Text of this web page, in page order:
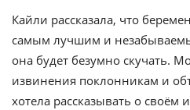
Кайли рассказала, что
самым лучшим и
она будет безумно скучать.
извинения поклонникам и
хотела рассказывать о